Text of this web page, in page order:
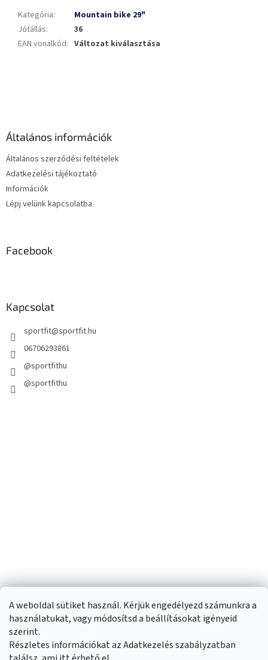
A weboldal sütiket használ. Kérjük engedélyezd számunkra a
használatukat, vagy módosítsd a beállításokat igényeid
szerint.
Részletes információkat az Adatkezelés szabályzatban
Kategória:
Mountain bike 29"
Jótállás:
36
EAN vonalkód: Változat kiválasztása
Általános információk
Általános szerződési feltételek
Adatkezelési tájékoztató
Információk
Lépj velünk kapcsolatba
Facebook
Kapcsolat
sportfit@sportfit.hu
06706293861
@sportfithu
@sportfithu
Shoptet készítette